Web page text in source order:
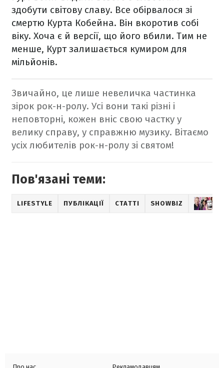
здобути світову славу. Все обірвалося зі
смертю Курта Кобейна. Він вкоротив собі
віку. Хоча є й версії, що його вбили. Тим не
менше, Курт залишається кумиром для
мільйонів.
Звичайно, це лише невеличка частинка
зірок рок-н-ролу. Усі вони такі різні і
неповторні, кожен вніс свою частку у
велику справу, у справжню музику. Вітаємо
усіх любителів рок-н-ролу зі святом!
Пов'язані теми:
LIFESTYLE ПУБЛІКАЦІЇ СТАТТІ SHOWBIZ